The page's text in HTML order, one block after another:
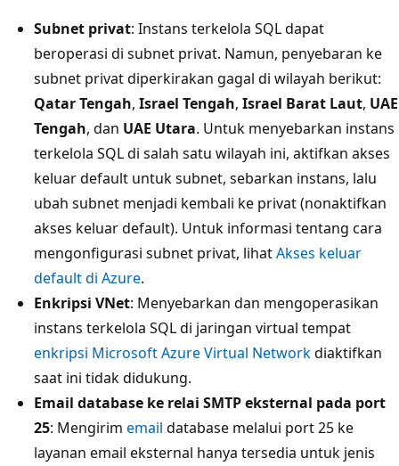
Subnet privat: Instans terkelola SQL dapat
beroperasi di subnet privat. Namun, penyebaran ke
subnet privat diperkirakan gagal di wilayah berikut:
Qatar Tengah, Israel Tengah, Israel Barat Laut, UAE
Tengah, dan UAE Utara. Untuk menyebarkan instans
terkelola SQL di salah satu wilayah ini, aktifkan akses
keluar default untuk subnet, sebarkan instans, lalu
ubah subnet menjadi kembali ke privat (nonaktifkan
akses keluar default). Untuk informasi tentang cara
mengonfigurasi subnet privat, lihatAkses keluar
default di Azure.
Enkripsi VNet: Menyebarkan dan mengoperasikan
instans terkelola SQL di jaringan virtual tempat
enkripsi Microsoft Azure Virtual Networkdiaktifkan
saat ini tidak didukung.
Email database ke relai SMTP eksternal pada port
25: Mengirim email database melalui port 25 ke
layanan email eksternal hanya tersedia untuk jenis